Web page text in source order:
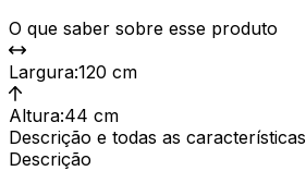
O que saber sobre esse produto
Largura:120 cm
Altura:44 cm
Descrição e todas as características
Descrição